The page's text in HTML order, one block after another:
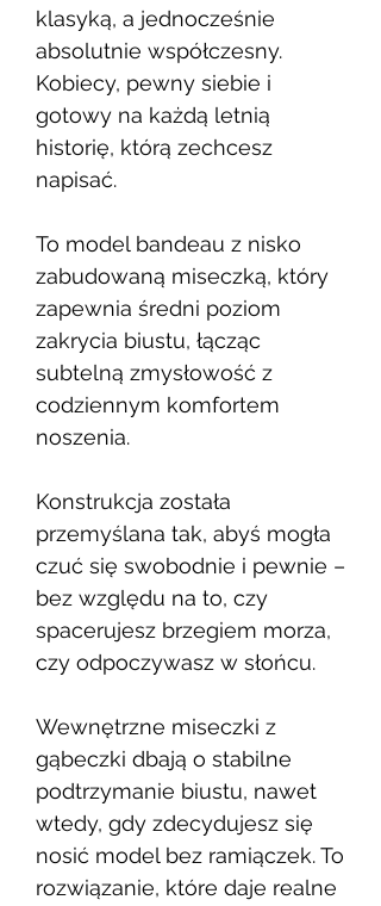
klasyką, a jednocześnie
absolutnie współczesny.
Kobiecy, pewny siebie i
gotowy na każdą letnią
historię, którą zechcesz
napisać.
To model bandeau z nisko
zabudowaną miseczką, który
zapewnia średni poziom
zakrycia biustu, łącząc
subtelną zmysłowość z
codziennym komfortem
noszenia.
Konstrukcja została
przemyślana tak, abyś mogła
czuć się swobodnie i pewnie –
bez względu na to, czy
spacerujesz brzegiem morza,
czy odpoczywasz w słońcu.
Wewnętrzne miseczki z
gąbeczki dbają o stabilne
podtrzymanie biustu, nawet
wtedy, gdy zdecydujesz się
nosić model bez ramiączek. To
rozwiązanie, które daje realne